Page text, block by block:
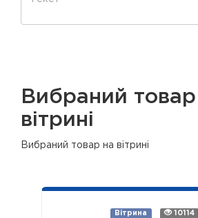
Вибраний
вітрині
Вибраний товар на вітрині
Вітрина 10114